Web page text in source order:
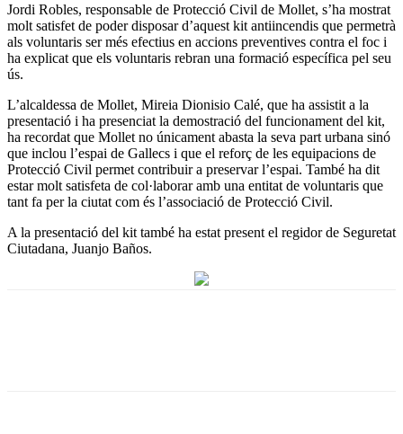
Jordi Robles, responsable de Protecció Civil de Mollet, s’ha mostrat
molt satisfet de poder disposar d’aquest kit antiincendis que permetrà
als voluntaris ser més efectius en accions preventives contra el foc i
ha explicat que els voluntaris rebran una formació específica pel seu
ús.
L’alcaldessa de Mollet, Mireia Dionisio Calé, que ha assistit a la
presentació i ha presenciat la demostració del funcionament del kit,
ha recordat que Mollet no únicament abasta la seva part urbana sinó
que inclou l’espai de Gallecs i que el reforç de les equipacions de
Protecció Civil permet contribuir a preservar l’espai. També ha dit
estar molt satisfeta de col·laborar amb una entitat de voluntaris que
tant fa per la ciutat com és l’associació de Protecció Civil.
A la presentació del kit també ha estat present el regidor de Seguretat
Ciutadana, Juanjo Baños.